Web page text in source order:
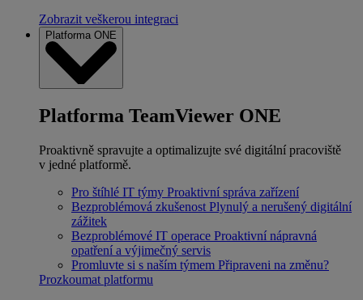
Zobrazit veškerou integraci
Platforma ONE
Platforma TeamViewer ONE
Proaktivně spravujte a optimalizujte své digitální pracoviště
v jedné platformě.
Pro štíhlé IT týmy Proaktivní správa zařízení
Bezproblémová zkušenost Plynulý a nerušený digitální
zážitek
Bezproblémové IT operace Proaktivní nápravná
opatření a výjimečný servis
Promluvte si s naším týmem Připraveni na změnu?
Prozkoumat platformu